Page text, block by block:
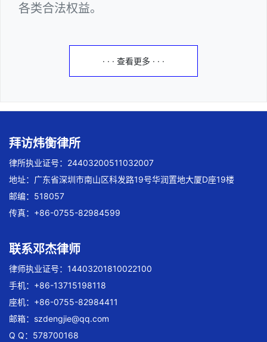
各类合法权益。
· · · 查看更多 · · ·
拜访炜衡律所
律所执业证号：24403200511032007
地址：广东省深圳市南山区科发路19号华润置地大厦D座19楼
邮编：518057
传真：+86-0755-82984599
联系邓杰律师
律师执业证号：14403201810022100
手机：+86-13715198118
座机：+86-0755-82984411
邮箱： szdengjie@qq.com
Q Q：578700168